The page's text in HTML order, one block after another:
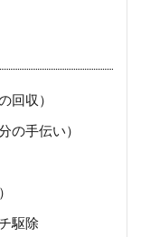
回収）
の手伝い）
駆除